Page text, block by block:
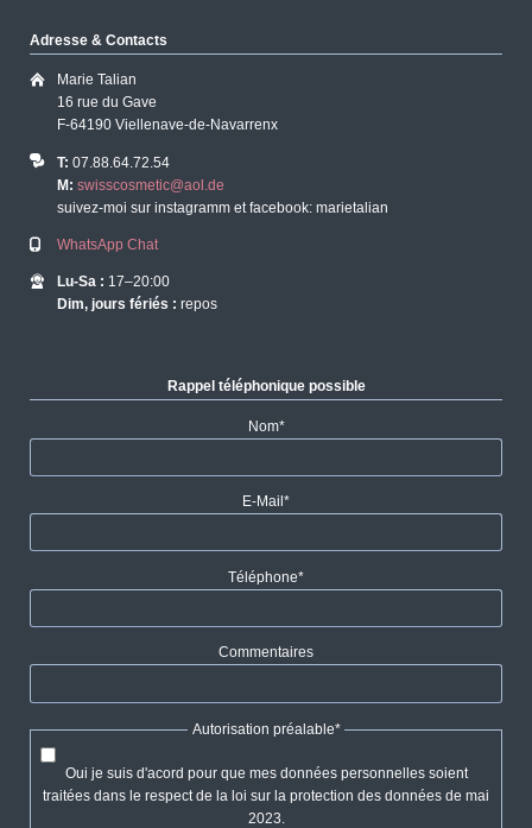
Adresse & Contacts
Marie Talian
16 rue du Gave
F-64190 Viellenave-de-Navarrenx
T: 07.88.64.72.54
M: swisscosmetic@aol.de
suivez-moi sur instagramm et facebook: marietalian
WhatsApp Chat
Lu-Sa : 17–20:00
Dim, jours fériés : repos
Rappel téléphonique possible
Champ
Nom*
Champ
E-Mail *
Champ
Téléphone*
Commentaires
Champ
Autorisation préalable*
Oui je suis d'acord pour que mes données personnelles soient
traitées dans le respect de la loi sur la protection des données de mai
2023.